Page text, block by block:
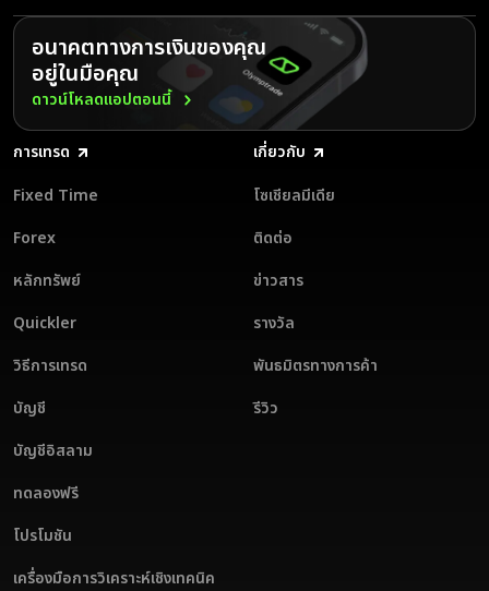
ธรรมเนียมพิเศษใด ๆ
Olymptrade ให้บริการเครื่องมือต่าง ๆ แก่นักเทรดเพื่อลดความเสี่ยงและ
เพิ่มศักยภาพการเทรด คุณสมบัติต่าง ๆ เช่น บัญชีทดลองแบบไร้ความเสี่ยง
Stop Loss/Take Profit และการป้องกันยอดเงินคงเหลือติดลบ จะช่วยให้
คุณสามารถควบคุมคำสั่งเทรดได้อย่างมั่นใจ นอกจากนี้ นักวิเคราะห์การเทรด
ของ Olymptrade ยังส่งมอบข้อมูลเชิงลึกด้านศักยภาพการเทรดแบบ
ละเอียด ซึ่งช่วยให้คุณสามารถประเมินกลยุทธ์และตัดสินใจอย่างมีข้อมูลรองรับ
ได้ เครื่องมือเหล่านี้ช่วยเสริมพลังให้นักเทรดได้พัฒนาทักษะไปพร้อม ๆ กับ
จัดการความเสี่ยง ทำให้ Olymptrade เป็นตัวเลือกที่ยอดเยี่ยมสำหรับทั้งนัก
เทรดที่เพิ่งเริ่มต้นและนักเทรดมืออาชีพ
อนาคตทางการเงินของคุณ
อยู่ในมือคุณ
ดาวน์โหลดแอปตอนนี้
การเทรด
Fixed Time
Forex
หลักทรัพย์
Quickler
วิธีการเทรด
บัญชี
บัญชีอิสลาม
ทดลองฟรี
โปรโมชัน
เครื่องมือการวิเคราะห์เชิงเทคนิค
เกี่ยวกับ
โซเชียลมีเดีย
ติดต่อ
ข่าวสาร
รางวัล
พันธมิตรทางการค้า
รีวิว